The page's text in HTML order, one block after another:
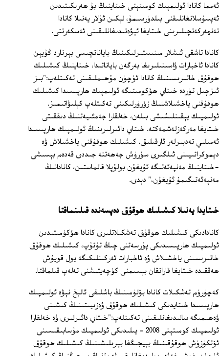
ئەمما كانادا ئولىمپىك كومىتېتى خىتاينىڭ بۇ ھەرىكىتىدىن
ئەپسۇسلانغانلىقنى بىلدۈرسىمۇ، لېكىن ئۇلار يەنىلا كانادا
تەنھەركەتچىلىرىنى خىتايغا ئېۋەتىدىغانلىقىنى ئەسكەرتتى.
كانادا تاشقى ئىشلار مىنىستىرلىكىنىڭ باياناتچىسى بېرنارد ڭۇيېن
كانادا ئاخبارات ۋاسىتىلىرىغا بەرگەن باياناتىدا، خىتاينىڭ كىشىلىك
ھوقۇق خاتىرىسىنىڭ كانادا ئۈچۈن مۇھىملىقىنى تەكىتلەپ:"بىز
ئىزچىل تۈردە خىتاي ھۆكۈمىتىگە ئولىمپىك ھارپىسىدا كىشىلىك
ھوقۇقنى ياخشىلاشنىڭ زۆرۈرلىكىنى تەكىتلەپ كېلىۋاتىمىز.
ئولىمپىك يېقىنلىشىشى بىلەن، خەلقارا جەمئىيەتنىڭ دىققىتى
خىتايغا مەركەزلەشمەكتە. خىتاي دائىرلىرىنىڭ ئولىمپىك ھارپىسىدا
ئەمىلىي تەدبىرلەر ئارقىلىق، كىشىلىك ھوقۇقنى ياخشىلاش ۋە
دېموكراتىيىنى ئىلگىرى سۈرۈش جەھەتتە جىددى قەدەم بېسىشى
-خىتاينىڭ مەنپەئەتىگە ئۇيغۇن بولۇپلا قالماستىن، كانادانىڭ
مەنپەئەتىگىمۇ ئۇيغۇن،" دېدى.
خىتايدا يەنىلا كىشىلىك ھوقۇق دەپسەندە قىلىنماقتا
كانادادىكى كىشىلىك ھوقۇق تەشكىلاتلىرى كانادا ھۆكۈمىتىدىن
ئولىمپىك ھارپىسىدىكى پۇرسەتنى چىڭ تۇتۇپ، كىشىلىك ھوقۇق
خاتىرىسىنى ياخشىلاش ۋە ئاخبارات ئەركىنلىكىگە يول قويۇش
ھەققىدە خىتايغا قاراتقان بېسىمنى كۈچەيتىشنى تەلەپ قىلماقتا.
كەچۈرۈم تەشكىلات كانادا بۆلۈمىنىڭ باشلىقى ئالېخ نېۋە ئولىمپىك
ھارپىسىدا خىتايدىكى كىشىلىك ھوقۇق ۋەزىيىتىنىڭ كىشىنى
ۋەھىمىگە سالىدىغانلىقىنى تەكىتلەپ:"خىتاي دائىرلىرى ۋە خەلقارا
ئولىمپىك كومىتېتى 2008 - يىلىدىكى ئولىمپىك مۇسابىقىسىنى
ئۆتكۈزۈش ھوقۇقىنىڭ بېيجىڭغا بېرىلىشىنىڭ كىشىلىك ھوقۇق